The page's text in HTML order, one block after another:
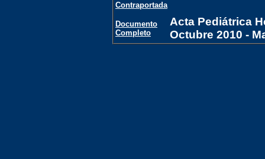
Contraportada
Documento
Completo
Acta Pediátrica
Octubre 2010 -